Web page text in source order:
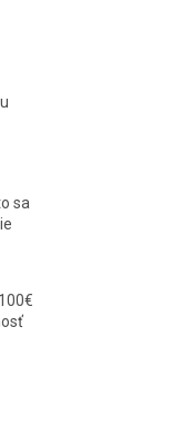
sa